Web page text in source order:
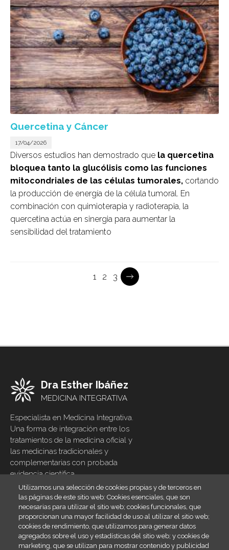
Quercetina y Cáncer
17/04/2026
Diversos estudios han demostrado que la quercetina
bloquea tanto la glucólisis como las funciones
mitocondriales de las células tumorales, cortando
la producción de energía de la célula tumoral. En
combinación con quimioterapia y radioterapia, la
quercetina actúa en sinergia para aumentar la
sensibilidad del tratamiento
Pagination
Current
1 Página
2 Página
3
Dra Esther Ibáñez
MEDICINA INTEGRATIVA
Especialista en Medicina Integrativa.
Una forma de integración entre los
tratamientos de la medicina oficial y
las medicinas tradicionales y
complementarias con probada
evidencia científica
Footer
menu
Inicio
Blog
Contacto
Legal
Utilizamos una selección de cookies propias y de terceros en
las páginas de este sitio web: Cookies esenciales, que son
necesarias para utilizar el sitio web; cookies funcionales, que
proporcionan una mayor facilidad de uso al utilizar el sitio web;
cookies de rendimiento, que utilizamos para generar datos
agregados sobre el uso y estadísticas del sitio web; y cookies de
marketing, que se utilizan para mostrar contenido y publicidad